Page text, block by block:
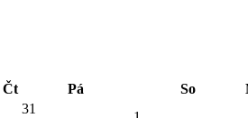
Čt Pá So
31